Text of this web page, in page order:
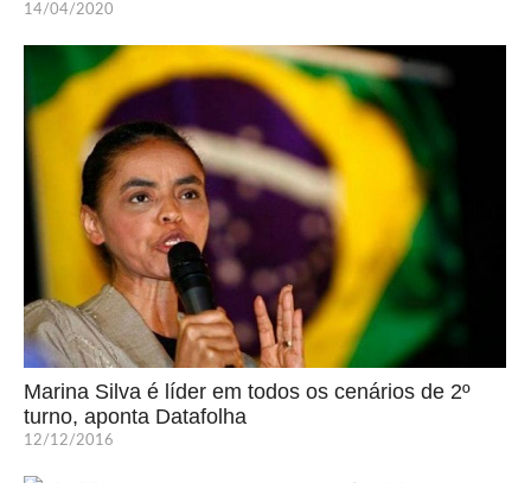
14/04/2020
Marina Silva é líder em todos os cenários de 2º
turno, aponta Datafolha
12/12/2016